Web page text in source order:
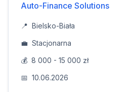
Auto-Finance Solutions
📍 Bielsko-Biała
💼 Stacjonarna
💰 8 000 - 15 000 zł
📅 10.06.2026